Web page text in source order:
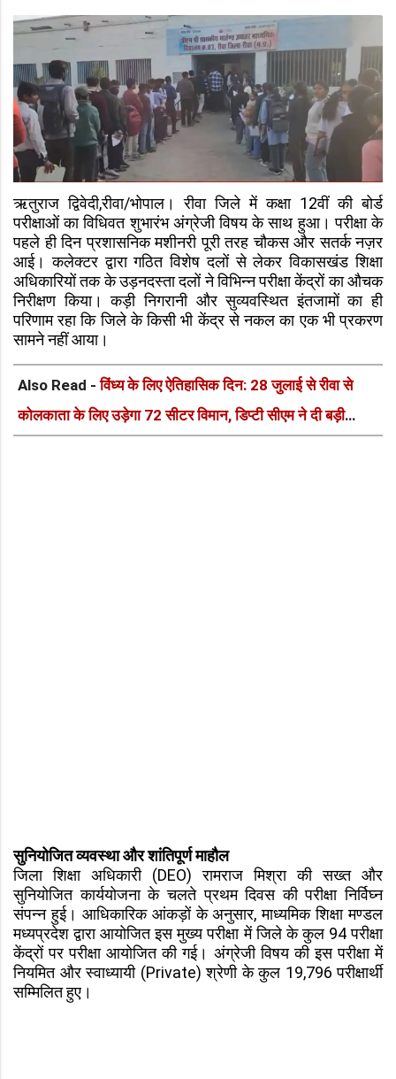
ऋतुराज द्विवेदी,रीवा/भोपाल। रीवा जिले में कक्षा 12वीं की बोर्ड
परीक्षाओं का विधिवत शुभारंभ अंग्रेजी विषय के साथ हुआ। परीक्षा के
पहले ही दिन प्रशासनिक मशीनरी पूरी तरह चौकस और सतर्क नज़र
आई। कलेक्टर द्वारा गठित विशेष दलों से लेकर विकासखंड शिक्षा
अधिकारियों तक के उड़नदस्ता दलों ने विभिन्न परीक्षा केंद्रों का औचक
निरीक्षण किया। कड़ी निगरानी और सुव्यवस्थित इंतजामों का ही
परिणाम रहा कि जिले के किसी भी केंद्र से नकल का एक भी प्रकरण
सामने नहीं आया।
Also Read -विंध्य के लिए ऐतिहासिक दिन: 28 जुलाई से रीवा से
कोलकाता के लिए उड़ेगा 72 सीटर विमान, डिप्टी सीएम ने दी बड़ी
सुनियोजित व्यवस्था और शांतिपूर्ण माहौल
जिला शिक्षा अधिकारी (DEO) रामराज मिश्रा की सख्त और
सुनियोजित कार्ययोजना के चलते प्रथम दिवस की परीक्षा निर्विघ्न
संपन्न हुई। आधिकारिक आंकड़ों के अनुसार, माध्यमिक शिक्षा मण्डल
मध्यप्रदेश द्वारा आयोजित इस मुख्य परीक्षा में जिले के कुल 94 परीक्षा
केंद्रों पर परीक्षा आयोजित की गई। अंग्रेजी विषय की इस परीक्षा में
नियमित और स्वाध्यायी (Private) श्रेणी के कुल 19,796 परीक्षार्थी
सम्मिलित हुए।